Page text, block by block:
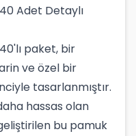
Adet Detaylı
paket, bir
ve özel bir
tasarlanmıştır.
hassas olan
bu pamuk